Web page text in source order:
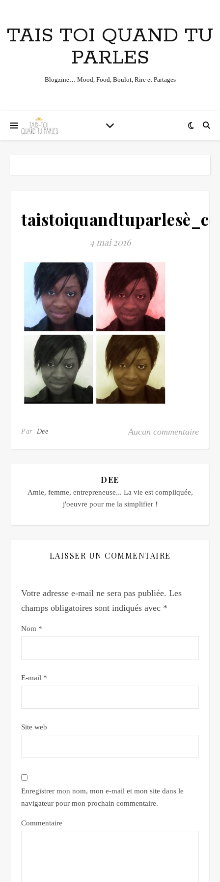
TAIS TOI QUAND TU
PARLES
Blogzine… Mood, Food, Boulot, Rire et Partages
4 mai 2016
Par Dee Aucun commentaire
DEE
Amie, femme, entrepreneuse... La vie est compliquée,
j'oeuvre pour me la simplifier !
LAISSER UN COMMENTAIRE
Votre adresse e-mail ne sera pas publiée. Les
champs obligatoires sont indiqués avec *
Nom *
E-mail *
Site web
Enregistrer mon nom, mon e-mail et mon site dans le
navigateur pour mon prochain commentaire.
Commentaire